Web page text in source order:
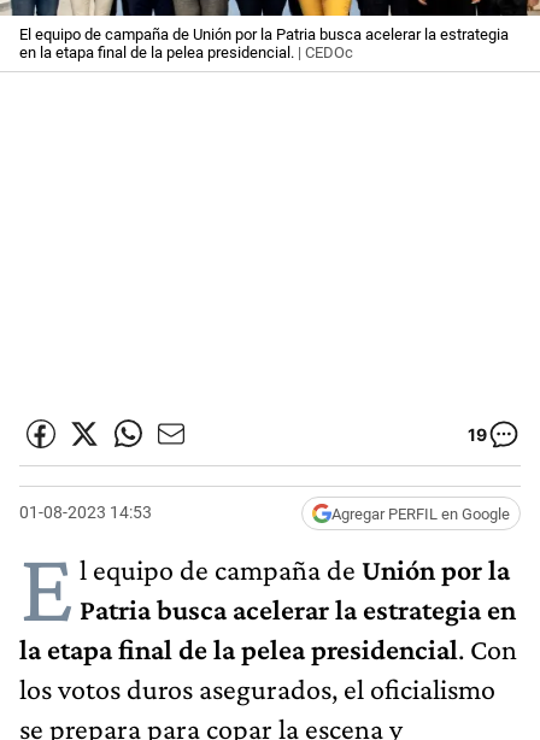
El equipo de campaña de Unión por la Patria busca acelerar la estrategia
en la etapa final de la pelea presidencial. | CEDOc
19
01-08-2023 14:53 Agregar PERFIL en Google
E l equipo de campaña de Unión por la
Patria busca acelerar la estrategia en
la etapa final de la pelea presidencial. Con
los votos duros asegurados, el oficialismo
se prepara para copar la escena y